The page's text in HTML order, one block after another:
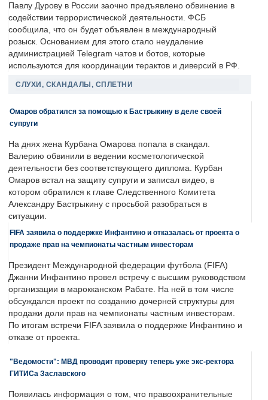
Павлу Дурову в России заочно предъявлено обвинение в
содействии террористической деятельности. ФСБ
сообщила, что он будет объявлен в международный
розыск. Основанием для этого стало неудаление
администрацией Telegram чатов и ботов, которые
используются для координации терактов и диверсий в РФ.
СЛУХИ, СКАНДАЛЫ, СПЛЕТНИ
Омаров обратился за помощью к Бастрыкину в деле своей
супруги
На днях жена Курбана Омарова попала в скандал.
Валерию обвинили в ведении косметологической
деятельности без соответствующего диплома. Курбан
Омаров встал на защиту супруги и записал видео, в
котором обратился к главе Следственного Комитета
Александру Бастрыкину с просьбой разобраться в
ситуации.
FIFA заявила о поддержке Инфантино и отказалась от проекта о
продаже прав на чемпионаты частным инвесторам
Президент Международной федерации футбола (FIFA)
Джанни Инфантино провел встречу с высшим руководством
организации в марокканском Рабате. На ней в том числе
обсуждался проект по созданию дочерней структуры для
продажи доли прав на чемпионаты частным инвесторам.
По итогам встречи FIFA заявила о поддержке Инфантино и
отказе от проекта.
"Ведомости": МВД проводит проверку теперь уже экс-ректора
ГИТИСа Заславского
Появилась информация о том, что правоохранительные